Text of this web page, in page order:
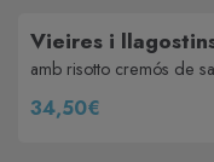
Vieires i
amb risotto cremós de
34,50€